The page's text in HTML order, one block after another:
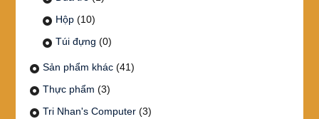
Hộp (10)
Túi đựng (0)
Sản phẩm khác (41)
Thực phẩm (3)
Tri Nhan's Computer (3)